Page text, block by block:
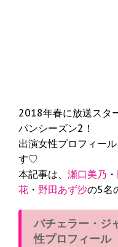
2018年春に放送スタ
パンシーズン2！
出演女性プロフィー
す♡
本記事は、 瀬口美乃 ・
花 ・ 野田あず沙の5名
バチェラー・ジ
性プロフィール